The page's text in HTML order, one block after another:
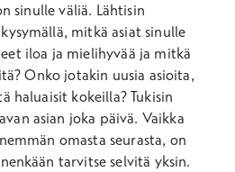
sinulle väliä. Lähtisin
mitkä asiat sinulle
iloa ja mielihyvää ja mitkä
Onko jotakin uusia asioita,
haluaisit kokeilla? Tukisin
asian joka päivä. Vaikka
omasta seurasta, on
tarvitse selvitä yksin.